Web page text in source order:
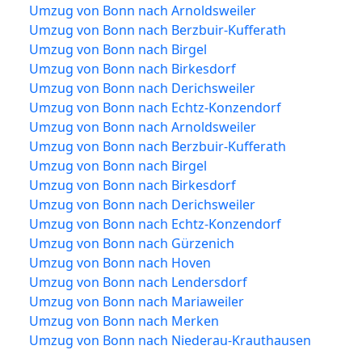
Umzug von Bonn nach Arnoldsweiler
Umzug von Bonn nach Berzbuir-Kufferath
Umzug von Bonn nach Birgel
Umzug von Bonn nach Birkesdorf
Umzug von Bonn nach Derichsweiler
Umzug von Bonn nach Echtz-Konzendorf
Umzug von Bonn nach Arnoldsweiler
Umzug von Bonn nach Berzbuir-Kufferath
Umzug von Bonn nach Birgel
Umzug von Bonn nach Birkesdorf
Umzug von Bonn nach Derichsweiler
Umzug von Bonn nach Echtz-Konzendorf
Umzug von Bonn nach Gürzenich
Umzug von Bonn nach Hoven
Umzug von Bonn nach Lendersdorf
Umzug von Bonn nach Mariaweiler
Umzug von Bonn nach Merken
Umzug von Bonn nach Niederau-Krauthausen